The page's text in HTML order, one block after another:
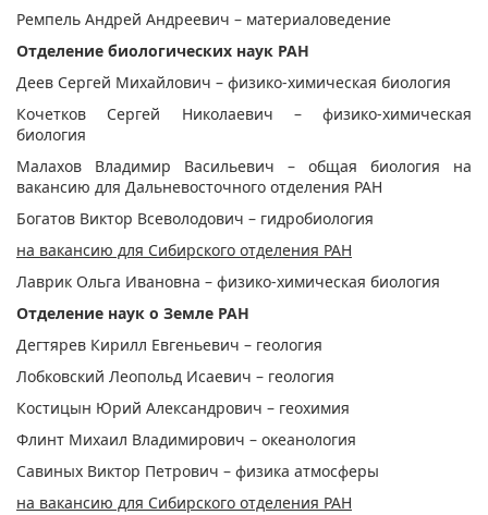
Ремпель Андрей Андреевич – материаловедение
Отделение биологических наук РАН
Деев Сергей Михайлович – физико-химическая биология
Кочетков Сергей Николаевич – физико-химическая
биология
Малахов Владимир Васильевич – общая биология на
вакансию для Дальневосточного отделения РАН
Богатов Виктор Всеволодович – гидробиология
на вакансию для Сибирского отделения РАН
Лаврик Ольга Ивановна – физико-химическая биология
Отделение наук о Земле РАН
Дегтярев Кирилл Евгеньевич – геология
Лобковский Леопольд Исаевич – геология
Костицын Юрий Александрович – геохимия
Флинт Михаил Владимирович – океанология
Савиных Виктор Петрович – физика атмосферы
на вакансию для Сибирского отделения РАН